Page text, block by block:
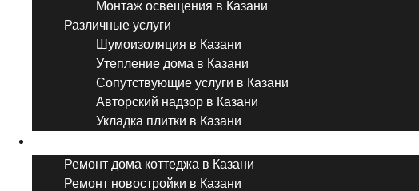
Монтаж освещения в Казани
Различные услуги
Шумоизоляция в Казани
Утепление дома в Казани
Сопутствующие услуги в Казани
Авторский надзор в Казани
Укладка плитки в Казани
Ремонт дома коттеджа в Казани
Ремонт новостройки в Казани